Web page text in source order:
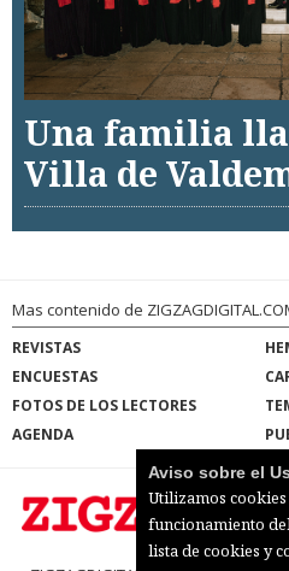
Una familia
Villa de
Mas contenido de
REVISTAS
ENCUESTAS
FOTOS DE LOS LECTORES
AGENDA
Aviso sobre el
Utilizamos
funcionamiento
lista de cookies y